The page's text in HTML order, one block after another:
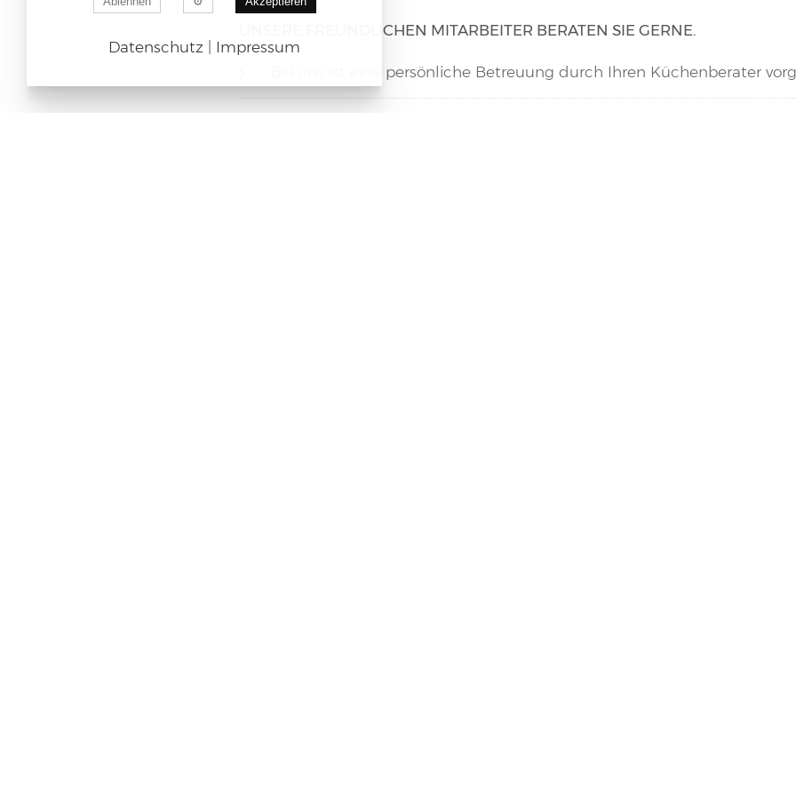
UNSERE FREUNDLICHEN MITARBEITER BERATEN SIE GERNE.
Bei uns ist eine persönliche Betreuung durch Ihren Küchenberater
Datenschutz Impressum